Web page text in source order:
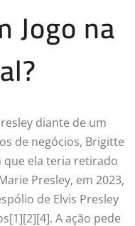
Jogo na
diante de um
de negócios, Brigitte
que ela teria retirado
Presley, em 2023,
de Elvis Presley
A ação pede